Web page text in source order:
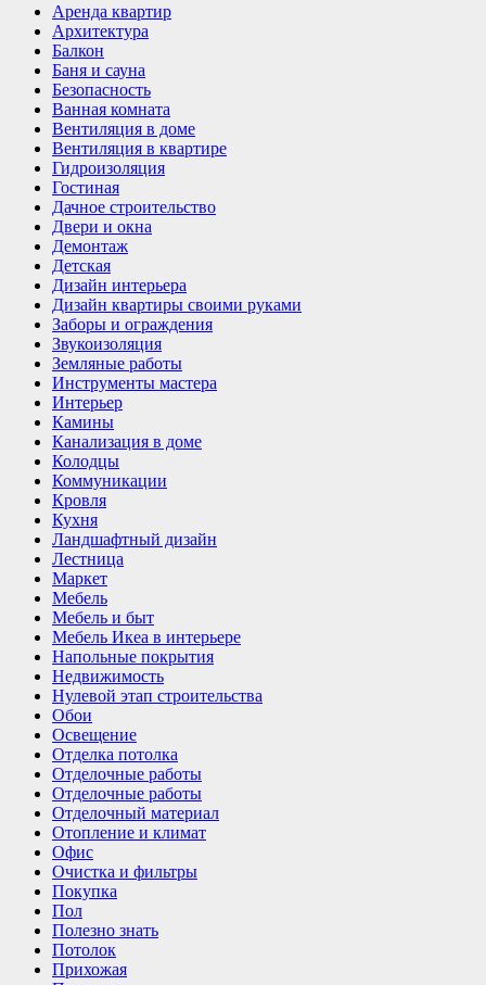
Аренда квартир
Архитектура
Балкон
Баня и сауна
Безопасность
Ванная комната
Вентиляция в доме
Вентиляция в квартире
Гидроизоляция
Гостиная
Дачное строительство
Двери и окна
Демонтаж
Детская
Дизайн интерьера
Дизайн квартиры своими руками
Заборы и ограждения
Звукоизоляция
Земляные работы
Инструменты мастера
Интерьер
Камины
Канализация в доме
Колодцы
Коммуникации
Кровля
Кухня
Ландшафтный дизайн
Лестница
Маркет
Мебель
Мебель и быт
Мебель Икеа в интерьере
Напольные покрытия
Недвижимость
Нулевой этап строительства
Обои
Освещение
Отделка потолка
Отделочные работы
Отделочные работы
Отделочный материал
Отопление и климат
Офис
Очистка и фильтры
Покупка
Пол
Полезно знать
Потолок
Прихожая